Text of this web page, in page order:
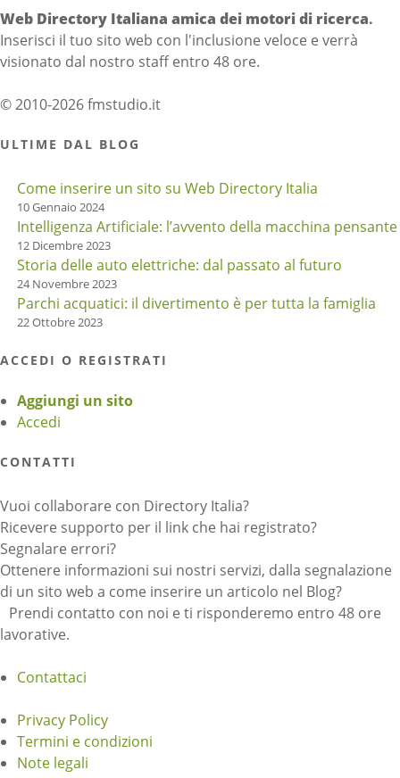
Web Directory Italiana amica dei motori di ricerca.
Inserisci il tuo sito web con l'inclusione veloce e verrà
visionato dal nostro staff entro 48 ore.
© 2010-2026 fmstudio.it
ULTIME DAL BLOG
Come inserire un sito su Web Directory Italia
10 Gennaio 2024
Intelligenza Artificiale: l’avvento della macchina pensante
12 Dicembre 2023
Storia delle auto elettriche: dal passato al futuro
24 Novembre 2023
Parchi acquatici: il divertimento è per tutta la famiglia
22 Ottobre 2023
ACCEDI O REGISTRATI
Aggiungi un sito
Accedi
CONTATTI
Vuoi collaborare con Directory Italia?
Ricevere supporto per il link che hai registrato?
Segnalare errori?
Ottenere informazioni sui nostri servizi, dalla segnalazione
di un sito web a come inserire un articolo nel Blog?
Prendi contatto con noi e ti risponderemo entro 48 ore
lavorative.
Contattaci
Privacy Policy
Termini e condizioni
Note legali